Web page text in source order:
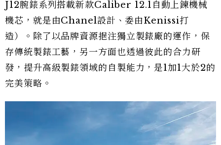
J12腕錶系列搭載新款Caliber 12.1自動上鍊機械
機芯，就是由Chanel設計、委由Kenissi打
造）。除了以品牌資源挹注獨立製錶廠的運作，保
存傳統製錶工藝，另一方面也透過彼此的合力研
發，提升高級製錶領域的自製能力，是1加1大於2的
完美策略。